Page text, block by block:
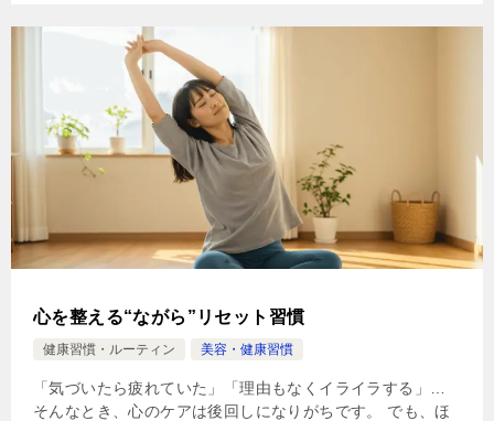
心を整える“ながら”リセット習慣
健康習慣・ルーティン 美容・健康習慣
「気づいたら疲れていた」「理由もなくイライラする」…
そんなとき、心のケアは後回しになりがちです。 でも、ほ